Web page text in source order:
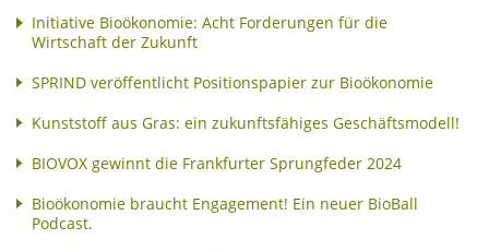
Initiative Bioökonomie: Acht Forderungen für die
Wirtschaft der Zukunft
SPRIND veröffentlicht Positionspapier zur Bioökonomie
Kunststoff aus Gras: ein zukunftsfähiges Geschäftsmodell!
BIOVOX gewinnt die Frankfurter Sprungfeder 2024
Bioökonomie braucht Engagement! Ein neuer BioBall
Podcast.